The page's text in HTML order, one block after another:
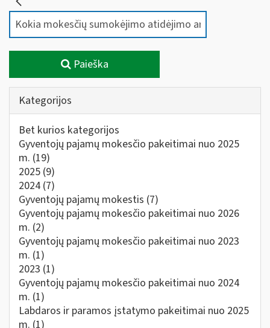
Paieška
Kategorijos
Bet kurios kategorijos
Gyventojų pajamų mokesčio pakeitimai nuo 2025
m. (19)
2025 (9)
2024 (7)
Gyventojų pajamų mokestis (7)
Gyventojų pajamų mokesčio pakeitimai nuo 2026
m. (2)
Gyventojų pajamų mokesčio pakeitimai nuo 2023
m. (1)
2023 (1)
Gyventojų pajamų mokesčio pakeitimai nuo 2024
m. (1)
Labdaros ir paramos įstatymo pakeitimai nuo 2025
m. (1)